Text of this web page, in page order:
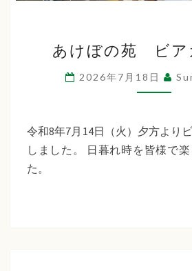
け
ぼ
の
ビ
ア
あけぼの苑 ビア
2026年7月18日
令和8年7月14日（火）夕方より
しました。 日暮れ時を皆様で
た。